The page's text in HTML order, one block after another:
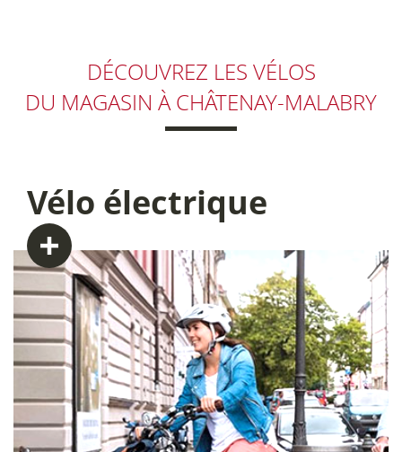
DÉCOUVREZ LES VÉLOS
DU MAGASIN À CHÂTENAY-MALABRY
Vélo électrique